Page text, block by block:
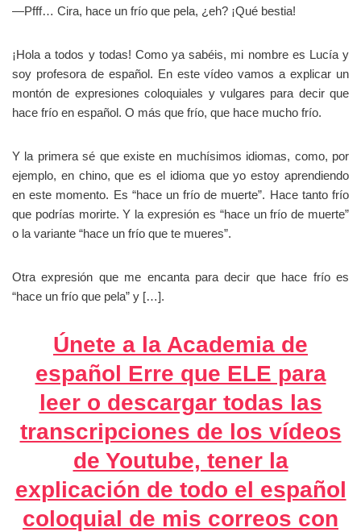
—Pfff… Cira, hace un frío que pela, ¿eh? ¡Qué bestia!
¡Hola a todos y todas! Como ya sabéis, mi nombre es Lucía y
soy profesora de español. En este vídeo vamos a explicar un
montón de expresiones coloquiales y vulgares para decir que
hace frío en español. O más que frío, que hace mucho frío.
Y la primera sé que existe en muchísimos idiomas, como, por
ejemplo, en chino, que es el idioma que yo estoy aprendiendo
en este momento. Es “hace un frío de muerte”. Hace tanto frío
que podrías morirte. Y la expresión es “hace un frío de muerte”
o la variante “hace un frío que te mueres”.
Otra expresión que me encanta para decir que hace frío es
“hace un frío que pela” y […].
Únete a la Academia de
español Erre que ELE para
leer o descargar todas las
transcripciones de los vídeos
de Youtube, tener la
explicación de todo el español
coloquial de mis correos con